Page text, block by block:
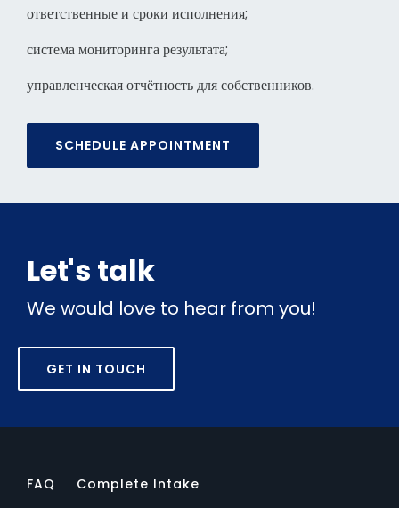
ответственные и сроки исполнения;
система мониторинга результата;
управленческая отчётность для собственников.
SCHEDULE APPOINTMENT
Let's talk
We would love to hear from you!
GET IN TOUCH
FAQ Complete Intake